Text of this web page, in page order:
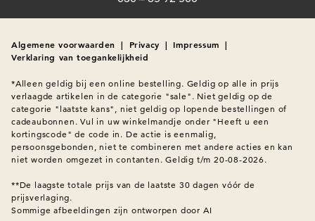
Algemene voorwaarden | Privacy | Impressum |
Verklaring van toegankelijkheid
*Alleen geldig bij een online bestelling. Geldig op alle in prijs
verlaagde artikelen in de categorie "sale". Niet geldig op de
categorie "laatste kans", niet geldig op lopende bestellingen of
cadeaubonnen. Vul in uw winkelmandje onder "Heeft u een
kortingscode" de code in. De actie is eenmalig,
persoonsgebonden, niet te combineren met andere acties en kan
niet worden omgezet in contanten. Geldig t/m 20-08-2026.
**De laagste totale prijs van de laatste 30 dagen vóór de
Sommige afbeeldingen zijn ontworpen door AI